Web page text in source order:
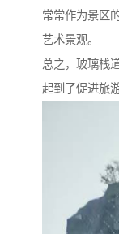
常常作为景区
艺术景观。
总之，玻璃栈
起到了促进旅